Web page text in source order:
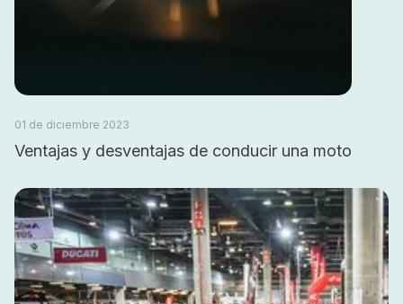
01 de diciembre 2023
Ventajas y desventajas de conducir una moto